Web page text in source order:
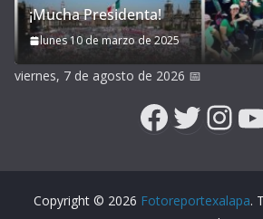
¡Mucha Presidenta!
lunes 10 de marzo de 2025
viernes, 7 de agosto de 2026 📅
Copyright © 2026 Fotoreportexalapa.